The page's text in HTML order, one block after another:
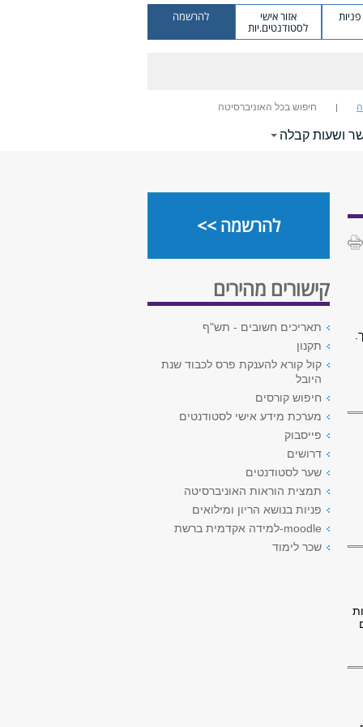
אזור אישי
לסטודנטים.יות
להרשמה
חיפוש בכל האוניברסיטה
ושעות קבלה
להרשמה >>
קישורים מהירים
תאריכים חשובים - תש"ף
תקנון
קול קורא להענקת פרס לכבוד שנת
היובל
חיפוש קורסים
מערכת מידע אישי לסטודנטים
פייסבוק
דרושים
שער לסטודנטים
תמצית הוראות האוניברסיטה
פניות בנושא הריון ומילואים
moodle-למידה אקדמית ברשת
שכר לימוד